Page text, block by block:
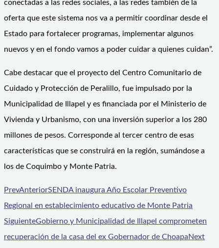
conectadas a las redes sociales, a las redes también de la
oferta que este sistema nos va a permitir coordinar desde el
Estado para fortalecer programas, implementar algunos
nuevos y en el fondo vamos a poder cuidar a quienes cuidan”.
Cabe destacar que el proyecto del Centro Comunitario de
Cuidado y Protección de Peralillo, fue impulsado por la
Municipalidad de Illapel y es financiada por el Ministerio de
Vivienda y Urbanismo, con una inversión superior a los 280
millones de pesos. Corresponde al tercer centro de esas
características que se construirá en la región, sumándose a
los de Coquimbo y Monte Patria.
PrevAnteriorSENDA inaugura Año Escolar Preventivo
Regional en establecimiento educativo de Monte Patria
SiguienteGobierno y Municipalidad de Illapel comprometen
recuperación de la casa del ex Gobernador de ChoapaNext